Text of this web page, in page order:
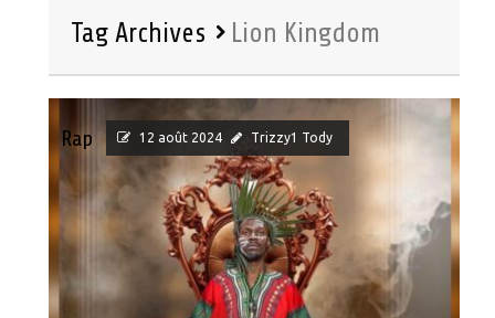
Tag Archives Lion Kingdom
Rap 12 août 2024 Trizzy1 Tody